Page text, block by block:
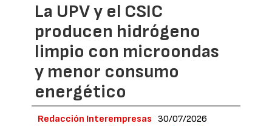
La UPV y el CSIC
producen hidrógeno
limpio con microondas
y menor consumo
energético
Redacción Interempresas 30/07/2026